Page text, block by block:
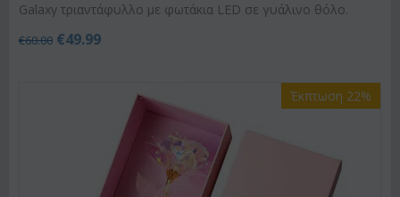
Galaxy τριαντάφυλλο με φωτάκια LED σε γυάλινο θόλο.
€60.00 €49.99
Έκπτωση 22%